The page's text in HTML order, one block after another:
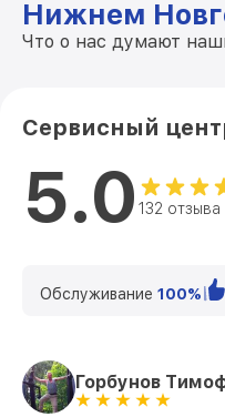
Нижнем
Что о нас думают
Сервисный
5.0 132
Обслуживание 100%
Горбунов